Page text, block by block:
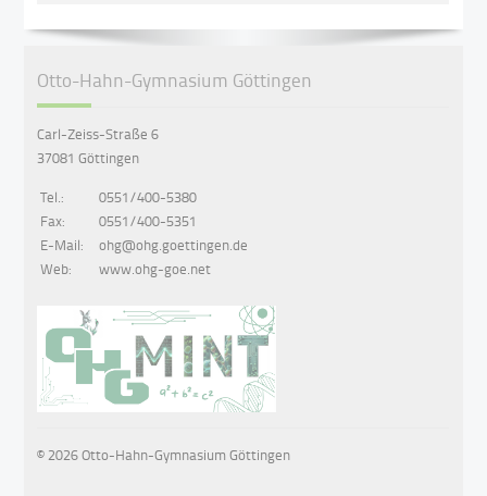
Otto-Hahn-Gymnasium Göttingen
Carl-Zeiss-Straße 6
37081 Göttingen
Tel.:
0551/400-5380
Fax:
0551/400-5351
E-Mail:
ohg@ohg.goettingen.de
Web:
www.ohg-goe.net
© 2026 Otto-Hahn-Gymnasium Göttingen